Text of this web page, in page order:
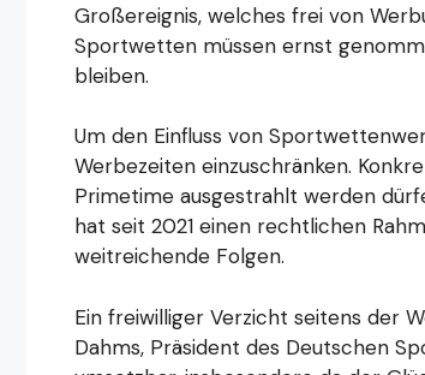
Großereignis, welches frei von
Sportwetten müssen ernst
bleiben.
Um den Einfluss von
Werbezeiten einzuschränken.
Primetime ausgestrahlt werden
hat seit 2021 einen rechtlichen
weitreichende Folgen.
Ein freiwilliger Verzicht seitens der
Dahms, Präsident des Deutschen